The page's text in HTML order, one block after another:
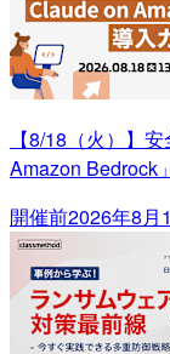
【8/18（火）】
Amazon Bedrock
開催前2026年8月